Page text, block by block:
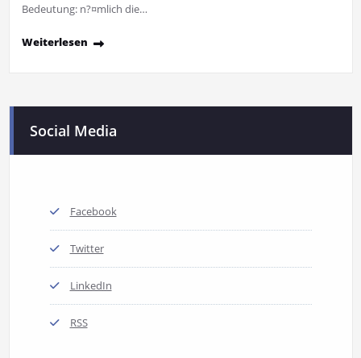
Bedeutung: n?¤mlich die…
Weiterlesen
Social Media
Facebook
Twitter
LinkedIn
RSS